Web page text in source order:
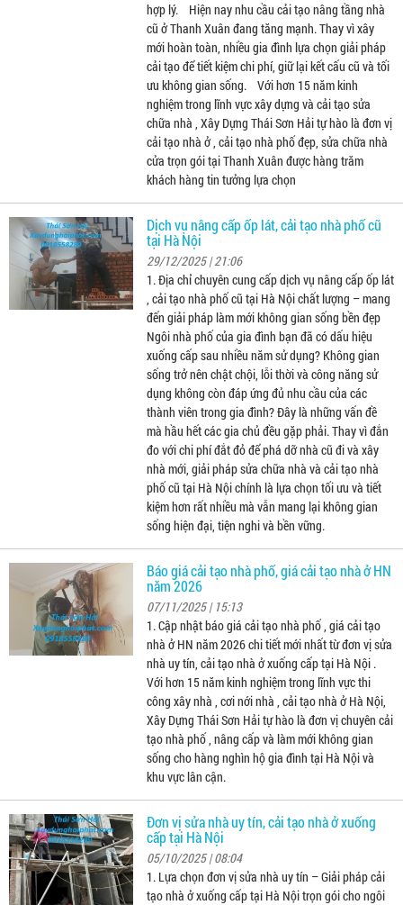
hợp lý. Hiện nay nhu cầu cải tạo nâng tầng nhà
cũ ở Thanh Xuân đang tăng mạnh. Thay vì xây
mới hoàn toàn, nhiều gia đình lựa chọn giải pháp
cải tạo để tiết kiệm chi phí, giữ lại kết cấu cũ và tối
ưu không gian sống. Với hơn 15 năm kinh
nghiệm trong lĩnh vực xây dựng và cải tạo sửa
chữa nhà , Xây Dựng Thái Sơn Hải tự hào là đơn vị
cải tạo nhà ở , cải tạo nhà phố đẹp, sửa chữa nhà
cửa trọn gói tại Thanh Xuân được hàng trăm
khách hàng tin tưởng lựa chọn
Dịch vụ nâng cấp ốp lát, cải tạo nhà phố cũ
tại Hà Nội
29/12/2025 | 21:06
1. Địa chỉ chuyên cung cấp dịch vụ nâng cấp ốp lát
, cải tạo nhà phố cũ tại Hà Nội chất lượng – mang
đến giải pháp làm mới không gian sống bền đẹp
Ngôi nhà phố của gia đình bạn đã có dấu hiệu
xuống cấp sau nhiều năm sử dụng? Không gian
sống trở nên chật chội, lỗi thời và công năng sử
dụng không còn đáp ứng đủ nhu cầu của các
thành viên trong gia đình? Đây là những vấn đề
mà hầu hết các gia chủ đều gặp phải. Thay vì đắn
đo với chi phí đắt đỏ để phá dỡ nhà cũ đi và xây
nhà mới, giải pháp sửa chữa nhà và cải tạo nhà
phố cũ tại Hà Nội chính là lựa chọn tối ưu và tiết
kiệm hơn rất nhiều mà vẫn mang lại không gian
sống hiện đại, tiện nghi và bền vững.
Báo giá cải tạo nhà phố, giá cải tạo nhà ở HN
năm 2026
07/11/2025 | 15:13
1. Cập nhật báo giá cải tạo nhà phố , giá cải tạo
nhà ở HN năm 2026 chi tiết mới nhất từ đơn vị sửa
nhà uy tín, cải tạo nhà ở xuống cấp tại Hà Nội .
Với hơn 15 năm kinh nghiệm trong lĩnh vực thi
công xây nhà , cơi nới nhà , cải tạo nhà ở Hà Nội,
Xây Dựng Thái Sơn Hải tự hào là đơn vị chuyên cải
tạo nhà phố , nâng cấp và làm mới không gian
sống cho hàng nghìn hộ gia đình tại Hà Nội và
khu vực lân cận.
Đơn vị sửa nhà uy tín, cải tạo nhà ở xuống
cấp tại Hà Nội
05/10/2025 | 08:04
1. Lựa chọn đơn vị sửa nhà uy tín – Giải pháp cải
tạo nhà ở xuống cấp tại Hà Nội trọn gói cho ngôi